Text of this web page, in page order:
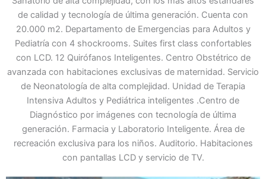
de calidad y tecnología de última generación. Cuenta con
20.000 m2. Departamento de Emergencias para Adultos y
Pediatría con 4 shockrooms. Suites first class confortables
con LCD. 12 Quirófanos Inteligentes. Centro Obstétrico de
avanzada con habitaciones exclusivas de maternidad. Servicio
de Neonatología de alta complejidad. Unidad de Terapia
Intensiva Adultos y Pediátrica inteligentes .Centro de
Diagnóstico por imágenes con tecnología de última
generación. Farmacia y Laboratorio Inteligente. Área de
recreación exclusiva para los niños. Auditorio. Habitaciones
con pantallas LCD y servicio de TV.